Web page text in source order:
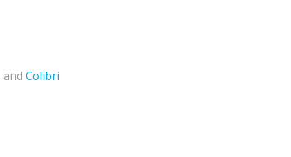
Colibri